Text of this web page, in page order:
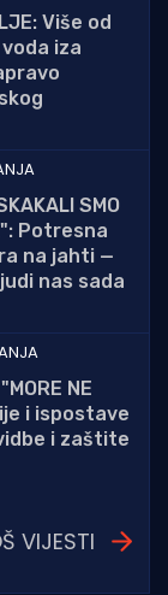
Više od
iza
SMO
Potresna
na jahti —
nas sada
NE
i ispostave
i zaštite
VIJESTI